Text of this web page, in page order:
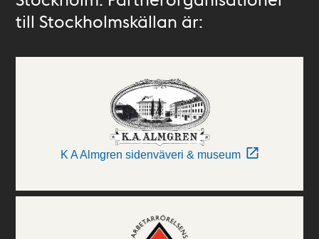
till Stockholmskällan är:
K A Almgren sidenväveri & museum